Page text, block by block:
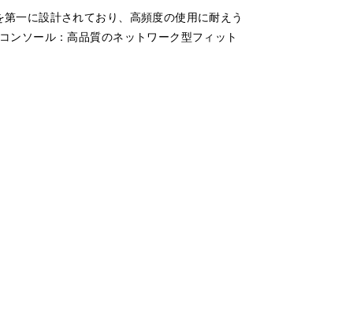
一に設計されており、高頻度の使用に耐えう
ンソール：高品質のネットワーク型フィット